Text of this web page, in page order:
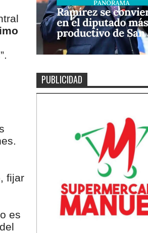
fijar
es
PUBLICIDAD